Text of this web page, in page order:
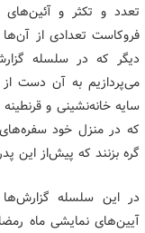
تعدد و تکثر و
فروکاست تعدادی از
دیگر که در سلسله
می‌پردازیم به آن دست از
سایه خانه‌نشینی و
که در منزل خود
گره بزنند که پیش‌از این
در این سلسله
آیین‌های نمایشی ماه